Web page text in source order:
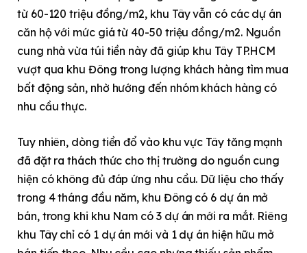
từ 60-120 triệu đồng/m2, khu Tây vẫn có các dự án
căn hộ với mức giá từ 40-50 triệu đồng/m2. Nguồn
cung nhà vừa túi tiền này đã giúp khu Tây TP.HCM
vượt qua khu Đông trong lượng khách hàng tìm mua
bất động sản, nhờ hướng đến nhóm khách hàng có
nhu cầu thực.
Tuy nhiên, dòng tiền đổ vào khu vực Tây tăng mạnh
đã đặt ra thách thức cho thị trường do nguồn cung
hiện có không đủ đáp ứng nhu cầu. Dữ liệu cho thấy
trong 4 tháng đầu năm, khu Đông có 6 dự án mở
bán, trong khi khu Nam có 3 dự án mới ra mắt. Riêng
khu Tây chỉ có 1 dự án mới và 1 dự án hiện hữu mở